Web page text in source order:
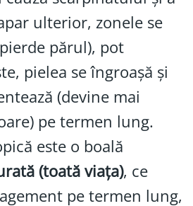
ulterior, zonele se
părul), pot
pielea se îngroașă și
(devine mai
pe termen lung.
este o boală
(toată viața), ce
pe termen lung,